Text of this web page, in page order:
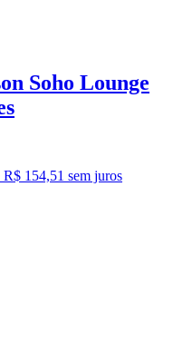
Soho Lounge
R$ 154,51 sem juros